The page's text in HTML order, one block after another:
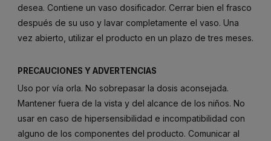
desea. Contiene un vaso dosificador. Cerrar bien el frasco
después de su uso y lavar completamente el vaso. Una
vez abierto, utilizar el producto en un plazo de tres meses.
PRECAUCIONES Y ADVERTENCIAS
Uso por vía orla. No sobrepasar la dosis aconsejada.
Mantener fuera de la vista y del alcance de los niños. No
usar en caso de hipersensibilidad e incompatibilidad con
alguno de los componentes del producto. Comunicar al